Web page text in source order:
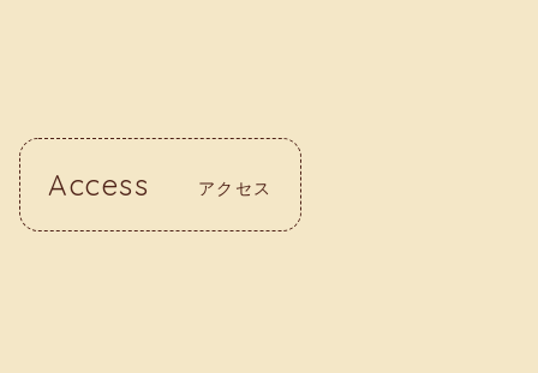
Access アクセス